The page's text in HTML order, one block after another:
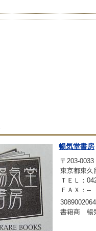
暢気堂書房
〒203-0033
東京都東久
ＴＥＬ：
ＦＡＸ：--
書籍商 暢